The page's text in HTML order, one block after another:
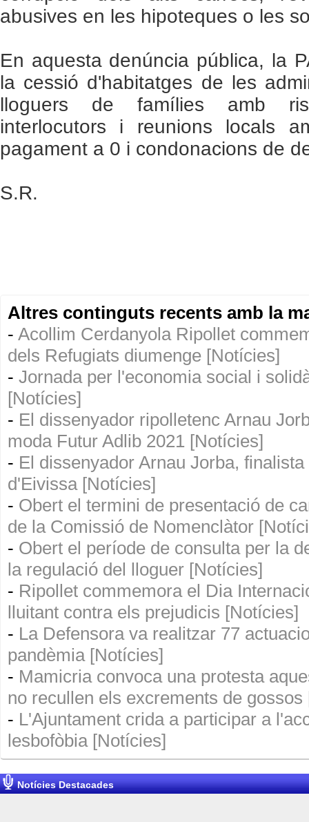
abusives en les hipoteques o les
En aquesta denúncia pública, la
la cessió d'habitatges de les
lloguers de famílies amb
interlocutors i reunions locals
pagament a 0 i condonacions de
S.R.
Altres continguts recents amb la
- Acollim Cerdanyola Ripollet
dels Refugiats diumenge [Notícies]
- Jornada per l'economia social i
[Notícies]
- El dissenyador ripolletenc Arnau
moda Futur Adlib 2021 [Notícies]
- El dissenyador Arnau Jorba,
d'Eivissa [Notícies]
- Obert el termini de presentació de
de la Comissió de Nomenclàtor
- Obert el període de consulta per la
la regulació del lloguer [Notícies]
- Ripollet commemora el Dia
lluitant contra els prejudicis [Notícies]
- La Defensora va realitzar 77
pandèmia [Notícies]
- Mamicria convoca una protesta
no recullen els excrements de
- L'Ajuntament crida a participar a
lesbofòbia [Notícies]
Notícies Destacades